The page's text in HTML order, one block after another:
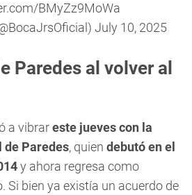
BMyZz9MoWa
July 10, 2025
Paredes al volver al
a vibrareste jueves con la
Paredes, quien debutó en el
y ahora regresa como
Si bien ya existía un acuerdo de